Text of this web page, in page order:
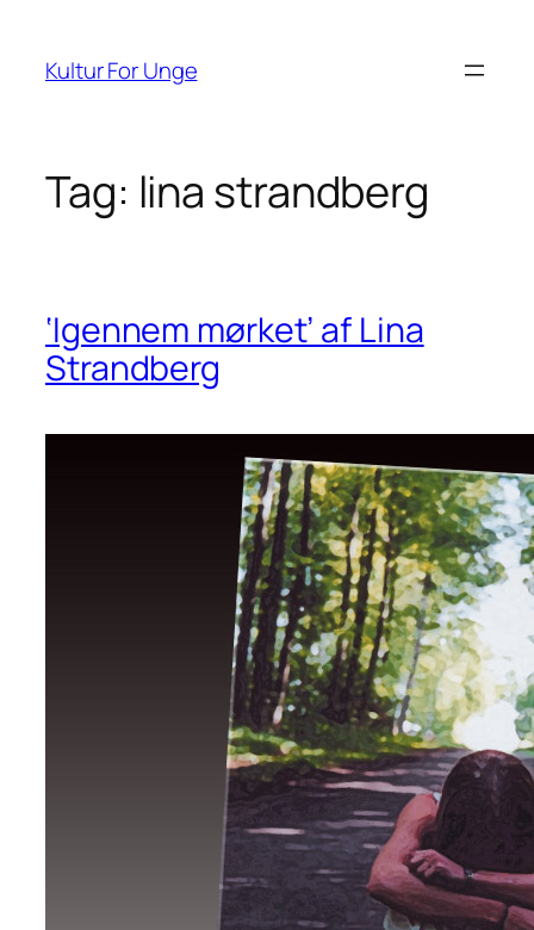
indhold
Kultur For Unge
Tag: lina strandberg
‘Igennem mørket’ af Lina
Strandberg